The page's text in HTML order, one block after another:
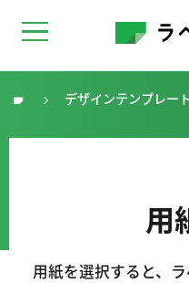
トップ デザインテンプレート
用
用紙を選択すると、